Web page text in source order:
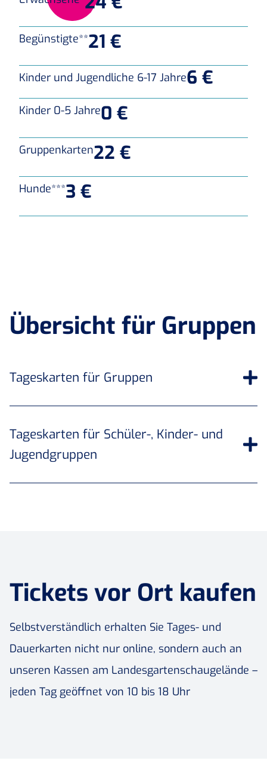
Begünstigte**21 €
Kinder und Jugendliche 6-17 Jahre6 €
Kinder 0-5 Jahre0 €
Gruppenkarten22 €
Hunde***3 €
Übersicht für Gruppen
Tageskarten für Gruppen
Tageskarten für Schüler-, Kinder- und
Jugendgruppen
Tickets vor Ort kaufen
Selbstverständlich erhalten Sie Tages- und
Dauerkarten nicht nur online, sondern auch an
unseren Kassen am Landesgartenschaugelände –
jeden Tag geöffnet von 10 bis 18 Uhr